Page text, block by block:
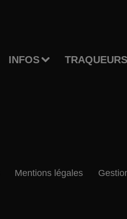
INFOS
Mentions légales